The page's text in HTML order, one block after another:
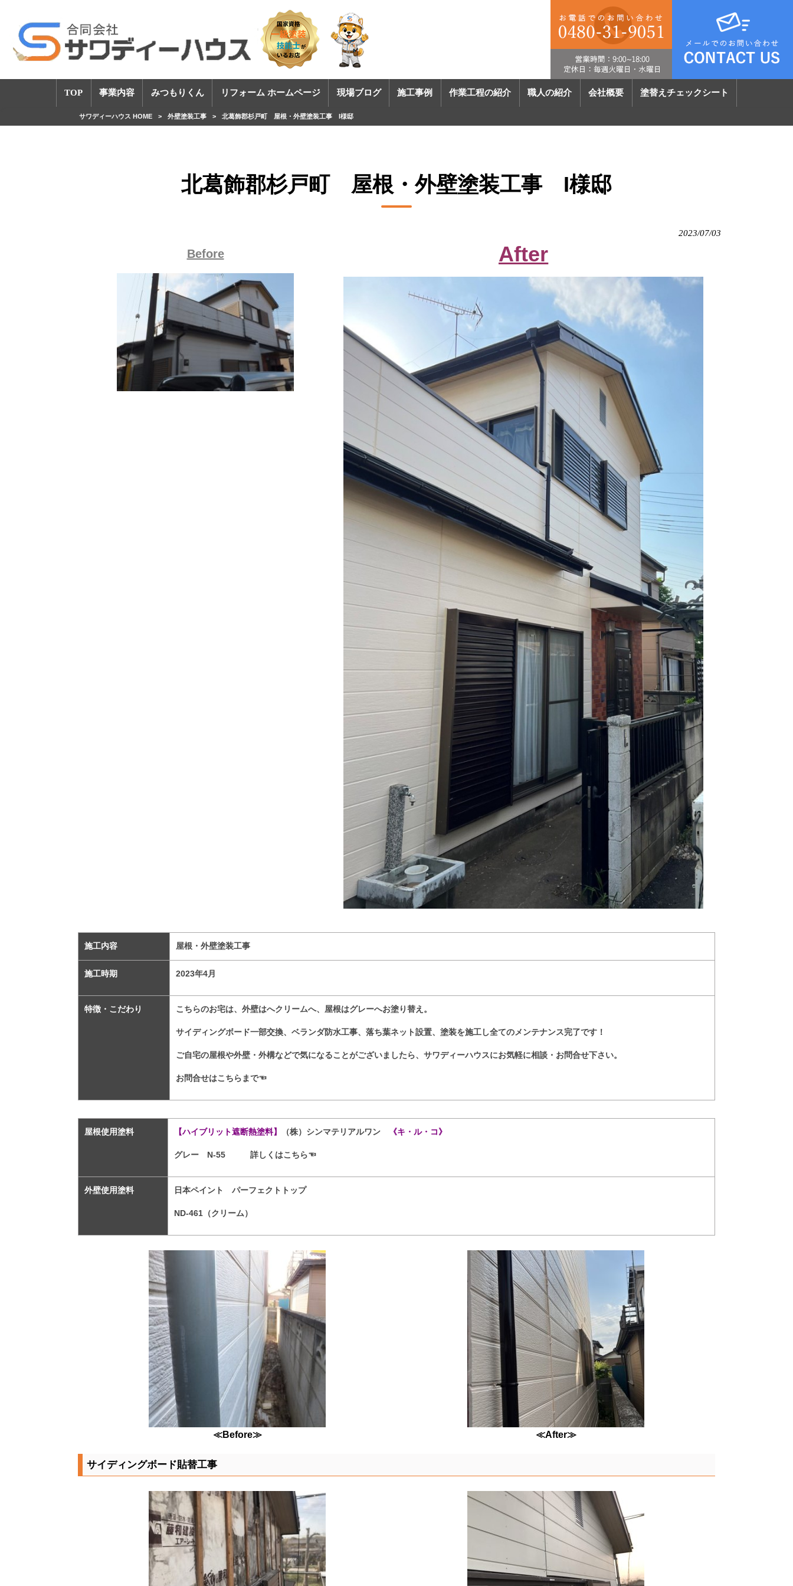
TOP 事業内容 みつもりくん リフォーム ホームページ 現場ブログ 施工事例 作業工程の紹介 職人の紹介 会社概要 塗替えチェックシート
サワディーハウス HOME > 外壁塗装工事 > 北葛飾郡杉戸町 屋根・外壁塗装工事 I様邸
北葛飾郡杉戸町 屋根・外壁塗装工事 I様邸
2023/07/03
Before After
施工内容 屋根・外壁塗装工事
施工時期 2023年4月
特徴・こだわり こちらのお宅は、外壁はへクリームへ、屋根はグレーへお塗り替え。
サイディングボード一部交換、ベランダ防水工事、落ち葉ネット設置、塗装を施工し全てのメンテナンス完了です！
ご自宅の屋根や外壁・外構などで気になることがございましたら、サワディーハウスにお気軽に相談・お問合せ下さい。
お問合せはこちらまで☜
屋根使用塗料 【ハイブリット遮断熱塗料】 （株）シンマテリアルワン 《キ・ル・コ》
グレー N-55 詳しくはこちら☜
外壁使用塗料 日本ペイント パーフェクトトップ
ND-461（クリーム）
≪Before≫ ≪After≫
サイディングボード貼替工事